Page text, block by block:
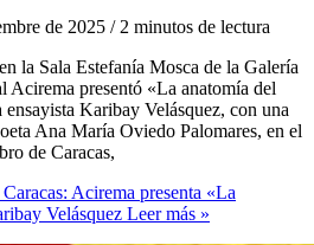
de 2025 / 2 minutos de lectura
la Sala Estefanía Mosca de la Galería
Acirema presentó «La anatomía del
Karibay Velásquez, con una
Ana María Oviedo Palomares, en el
de Caracas,
Acirema presenta «La
Velásquez Leer más »